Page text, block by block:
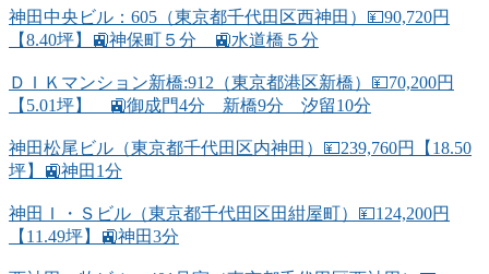
神田中央ビル：605（東京都千代田区西神田）💴90,720円
【8.40坪】🚉神保町５分 🚉水道橋５分
ＤＩＫマンション新橋:912（東京都港区新橋）💴70,200円
【5.01坪】 🚉御成門4分 新橋9分 汐留10分
神田松尾ビル（東京都千代田区内神田）💴239,760円【18.50
坪】🚉神田1分
神田Ｉ・Ｓビル（東京都千代田区田紺屋町）💴124,200円
【11.49坪】🚉神田3分